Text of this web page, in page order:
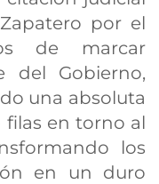
por el
de marcar
del Gobierno,
una absoluta
en torno al
los
en un duro